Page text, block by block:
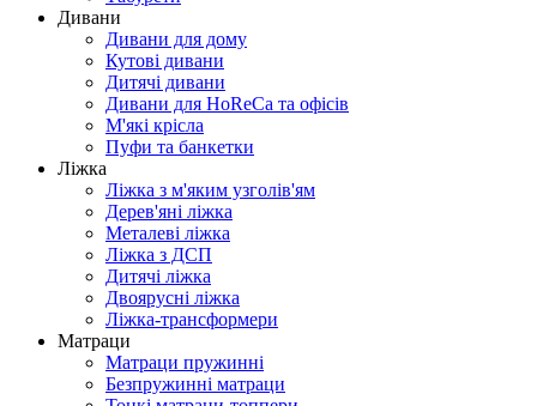
Дивани
Дивани для дому
Кутові дивани
Дитячі дивани
Дивани для HoReCa та офісів
М'які крісла
Пуфи та банкетки
Ліжка
Ліжка з м'яким узголів'ям
Дерев'яні ліжка
Металеві ліжка
Ліжка з ДСП
Дитячі ліжка
Двоярусні ліжка
Ліжка-трансформери
Матраци
Матраци пружинні
Безпружинні матраци